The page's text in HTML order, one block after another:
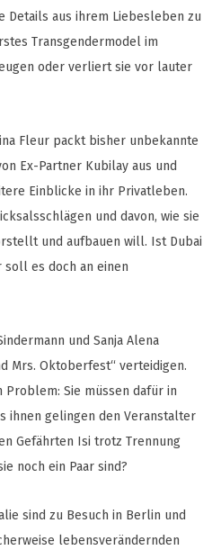
Details aus ihrem Liebesleben zu
Transgendermodel im
oder verliert sie vor lauter
Fleur packt bisher unbekannte
Ex-Partner Kubilay aus und
Einblicke in ihr Privatleben.
und davon, wie sie
und aufbauen will. Ist Dubai
es doch an einen
und Sanja Alena
Mrs. Oktoberfest“ verteidigen.
Sie müssen dafür in
ihnen gelingen den Veranstalter
Gefährten Isi trotz Trennung
noch ein Paar sind?
sind zu Besuch in Berlin und
lebensverändernden